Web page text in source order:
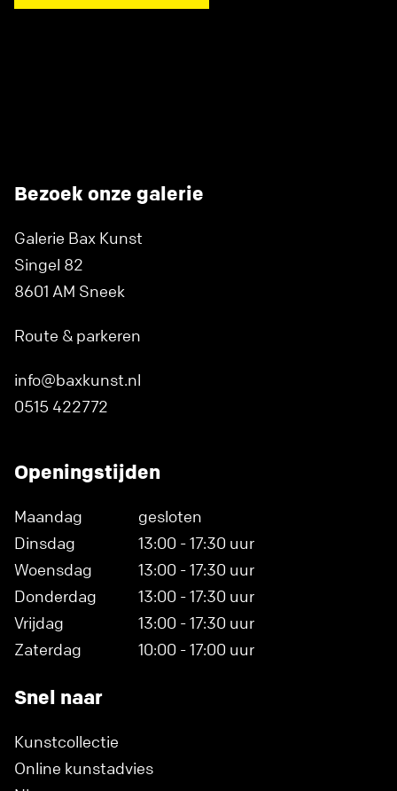
Bezoek onze galerie
Galerie Bax Kunst
Singel 82
8601 AM Sneek
Route & parkeren
info@baxkunst.nl
0515 422772
Openingstijden
Maandag
gesloten
Dinsdag
13:00 - 17:30 uur
Woensdag
13:00 - 17:30 uur
Donderdag
13:00 - 17:30 uur
Vrijdag
13:00 - 17:30 uur
Zaterdag
10:00 - 17:00 uur
Snel naar
Kunstcollectie
Online kunstadvies